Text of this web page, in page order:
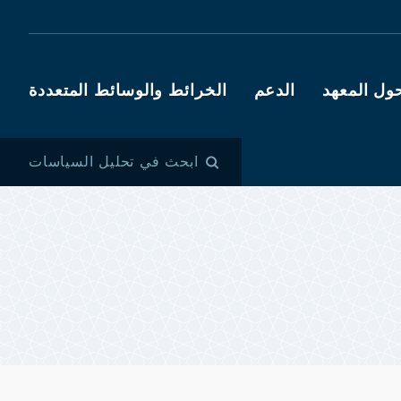
المعهد الدعم الخرائط والوسائط المتعددة
ابحث في تحليل السياسات